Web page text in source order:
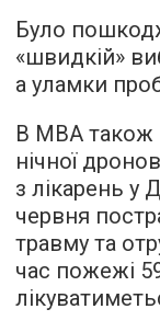
Було
«швидкій»
а уламки
В МВА також
нічної
з лікарень у
червня
травму та
час пожежі